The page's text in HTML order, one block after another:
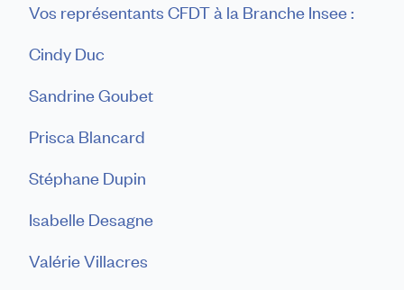
Vos représentants CFDT à la Branche Insee :
Cindy Duc
Sandrine Goubet
Prisca Blancard
Stéphane Dupin
Isabelle Desagne
Valérie Villacres